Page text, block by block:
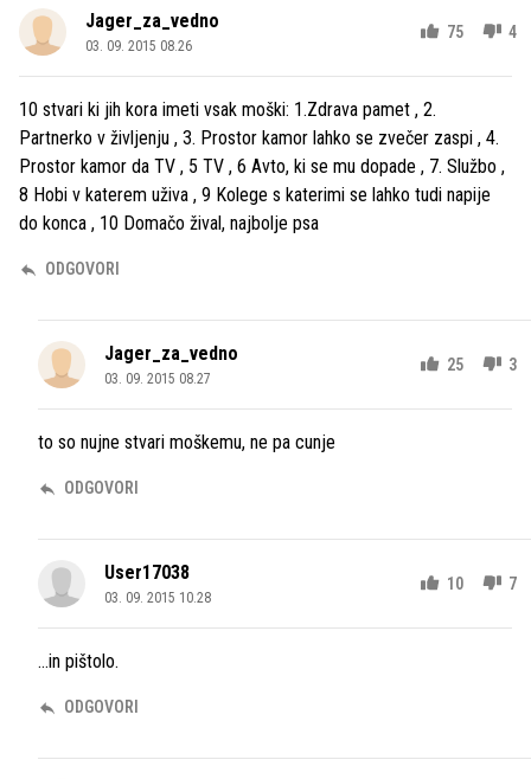
Jager_za_vedno
03. 09. 2015 08.26
75 4
10 stvari ki jih kora imeti vsak moški: 1.Zdrava pamet , 2.
Partnerko v življenju , 3. Prostor kamor lahko se zvečer zaspi , 4.
Prostor kamor da TV , 5 TV , 6 Avto, ki se mu dopade , 7. Službo ,
8 Hobi v katerem uživa , 9 Kolege s katerimi se lahko tudi napije
do konca , 10 Domačo žival, najbolje psa
ODGOVORI
Jager_za_vedno
03. 09. 2015 08.27
25 3
to so nujne stvari moškemu, ne pa cunje
ODGOVORI
User17038
03. 09. 2015 10.28
10 7
...in pištolo.
ODGOVORI